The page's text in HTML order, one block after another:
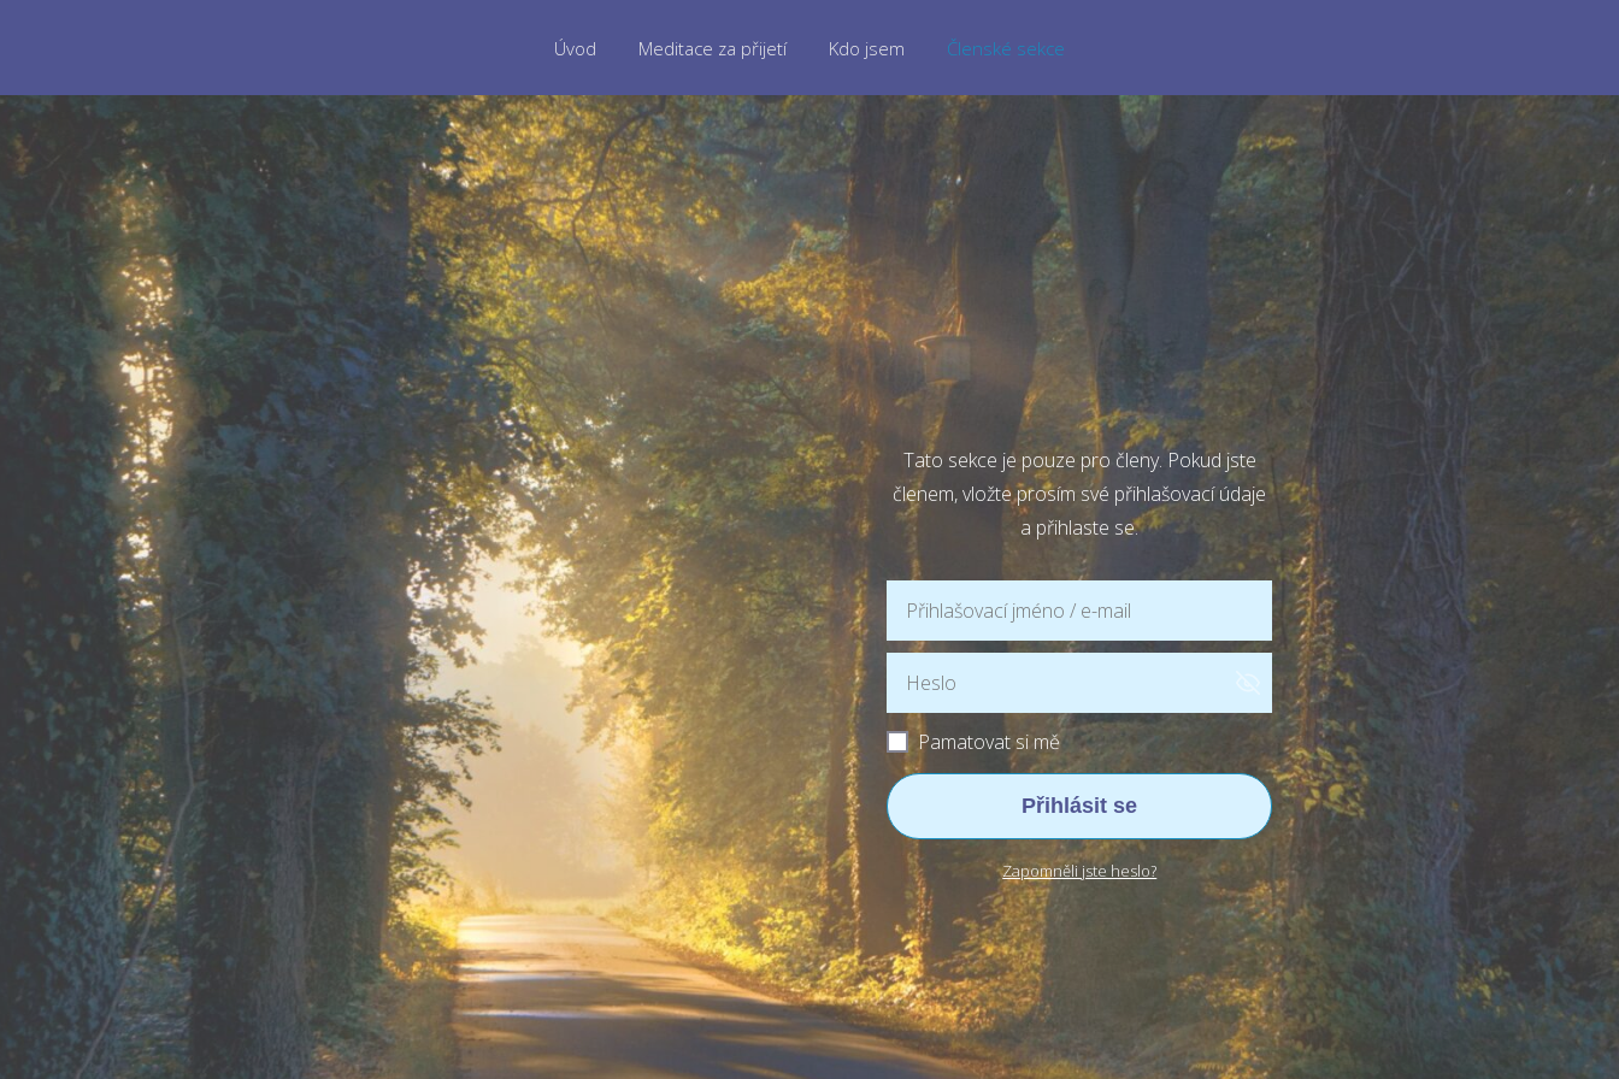
Úvod Meditace za přijetí Kdo jsem Členské sekce
Tato sekce je pouze pro členy. Pokud jste
členem, vložte prosím své přihlašovací údaje
a přihlaste se.
Pamatovat si mě
Přihlásit se
Zapomněli jste heslo?